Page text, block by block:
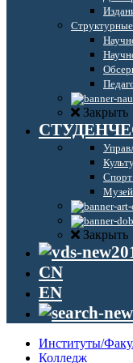
Закрыть
Музей
Закрыть
CN
EN
Институты/
Колледж